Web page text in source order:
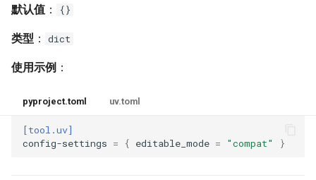
upgrade
upgrade-package
verify-hashes
默认值 ： {}
类型 ： dict
使用示例 ：
pyproject.toml uv.toml
[tool.uv]
config-settings = { editable_mode = "compat" }